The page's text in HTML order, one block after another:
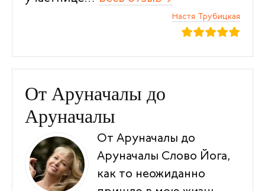
Настя Трубицкая
От Аруначалы до
Аруначалы
От Аруначалы до
Аруначалы Слово Йога,
как то неожиданно